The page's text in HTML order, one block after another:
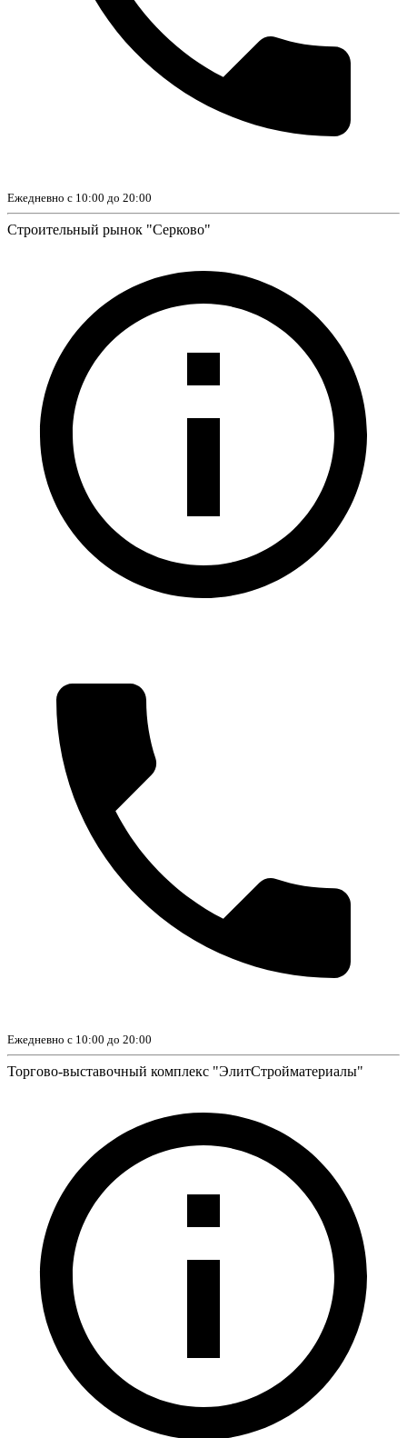
Ежедневно с 10:00 до 20:00
Строительный рынок "Серково"
Ежедневно с 10:00 до 20:00
Торгово-выставочный комплекс "ЭлитСтройматериалы"